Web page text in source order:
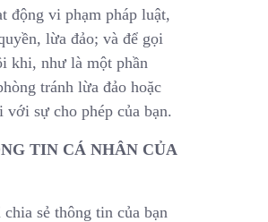
động vi phạm pháp luật,
lừa đảo; và để gọi
khi, như là một phần
tránh lừa đảo hoặc
với sự cho phép của bạn.
TIN CÁ NHÂN CỦA
sẻ thông tin của bạn